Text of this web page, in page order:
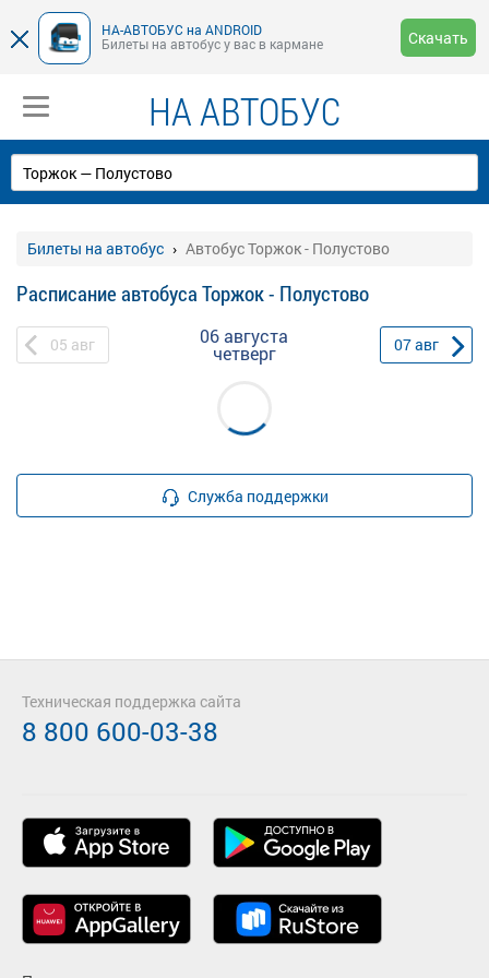
НА-АВТОБУС на ANDROID
Билеты на автобус у вас в кармане
Скачать
НА АВТОБУС
Билеты на автобус Автобус Торжок - Полустово
Расписание автобуса Торжок - Полустово
05 авг 06 августа
четверг 07авг
Служба поддержки
Техническая поддержка сайта
8 800 600-03-38